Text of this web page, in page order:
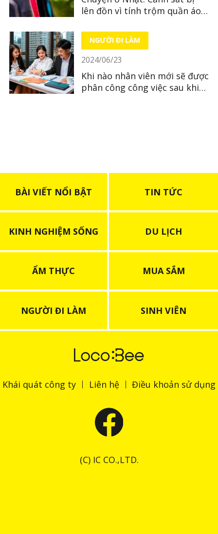
lên đồn vì tính trộm quần áo
NGƯỜI ĐI LÀM
2024/06/23
Khi nào nhân viên mới sẽ được
phân công công việc sau khi
BÀI VIẾT NỔI BẬT TIN TỨC
KINH NGHIỆM SỐNG DU LỊCH
ẨM THỰC MUA SẮM
NGƯỜI ĐI LÀM SINH VIÊN
Khái quát công ty Liên hệ Điều khoản sử dụng
(C) IC CO.,LTD.